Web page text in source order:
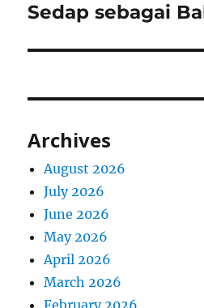
post:
Sedap sebagai
Archives
August 2026
July 2026
June 2026
May 2026
April 2026
March 2026